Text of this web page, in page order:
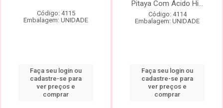
Código: 4115
Embalagem: UNIDADE
Faça seu login ou
cadastre-se para
ver preços e
comprar
Pitaya Com Ácido Hi...
Código: 4114
Embalagem: UNIDADE
Faça seu login ou
cadastre-se para
ver preços e
comprar